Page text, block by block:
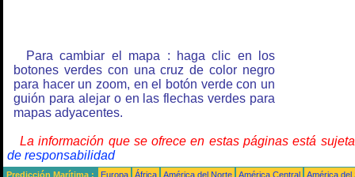
Para cambiar el mapa : haga clic en los
botones verdes con una cruz de color negro
para hacer un zoom, en el botón verde con un
guión para alejar o en las flechas verdes para
mapas adyacentes.
La información que se ofrece en estas páginas está
de responsabilidad
Predicción Marítima : Europa África América del Norte América Central
América del